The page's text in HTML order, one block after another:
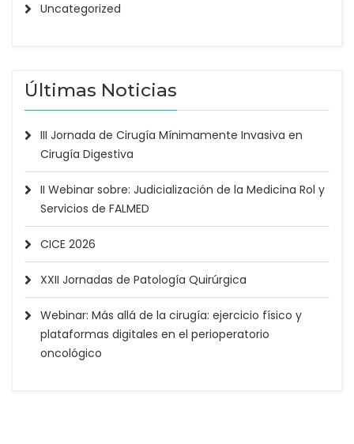
Uncategorized
Últimas Noticias
III Jornada de Cirugía Mínimamente Invasiva en
Cirugía Digestiva
II Webinar sobre: Judicialización de la Medicina Rol y
Servicios de FALMED
CICE 2026
XXII Jornadas de Patología Quirúrgica
Webinar: Más allá de la cirugía: ejercicio físico y
plataformas digitales en el perioperatorio
oncológico